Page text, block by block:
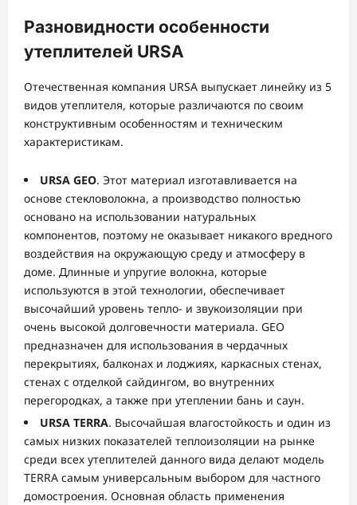
Разновидности особенности
утеплителей URSA
Отечественная компания URSA выпускает линейку из 5
видов утеплителя, которые различаются по своим
конструктивным особенностям и техническим
характеристикам.
URSA GEO. Этот материал изготавливается на
основе стекловолокна, а производство полностью
основано на использовании натуральных
компонентов, поэтому не оказывает никакого вредного
воздействия на окружающую среду и атмосферу в
доме. Длинные и упругие волокна, которые
используются в этой технологии, обеспечивает
высочайший уровень тепло- и звукоизоляции при
очень высокой долговечности материала. GEO
предназначен для использования в чердачных
перекрытиях, балконах и лоджиях, каркасных стенах,
стенах с отделкой сайдингом, во внутренних
перегородках, а также при утеплении бань и саун.
URSA TERRA. Высочайшая влагостойкость и один из
самых низких показателей теплоизоляции на рынке
среди всех утеплителей данного вида делают модель
TERRA самым универсальным выбором для частного
домостроения. Основная область применения